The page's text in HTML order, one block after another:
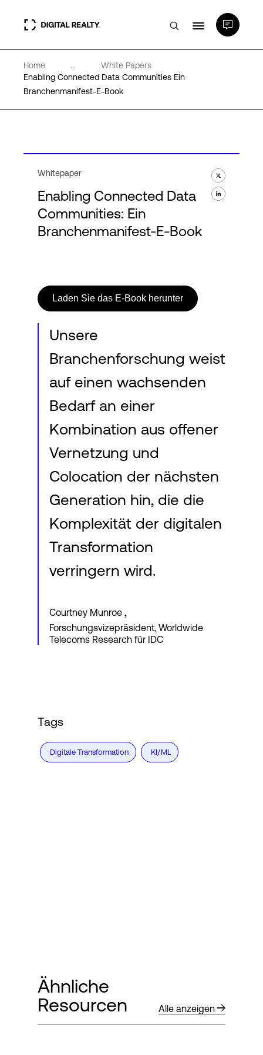
Rechenzentren
PlatformDIGITAL®
Über uns
Login
Home ...
White Papers
Enabling Connected Data Communities Ein
Branchenmanifest-E-Book
Whitepaper
Enabling Connected Data
Communities: Ein
Branchenmanifest-E-Book
Laden Sie das E-Book herunter
Unsere
Branchenforschung weist
auf einen wachsenden
Bedarf an einer
Kombination aus offener
Vernetzung und
Colocation der nächsten
Generation hin, die die
Komplexität der digitalen
Transformation
verringern wird.
Courtney Munroe ,
Forschungsvizepräsident, Worldwide
Telecoms Research für IDC
Tags
Digitale Transformation KI/ML
Ähnliche
Resourcen
Alle anzeigen